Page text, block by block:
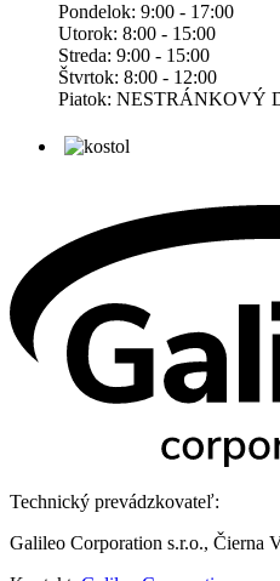
Pondelok: 9:00 - 17:00
Utorok: 8:00 - 15:00
Streda: 9:00 - 15:00
Štvrtok: 8:00 - 12:00
Piatok: NESTRÁNKOVÝ
Technický prevádzkovateľ:
Galileo Corporation s.r.o., Čierna